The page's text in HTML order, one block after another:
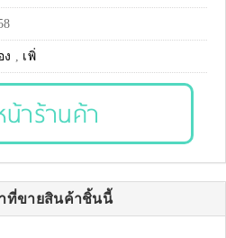
, เพิ่
น้าร้านค้า
ที่ขายสินค้าชิ้นนี้